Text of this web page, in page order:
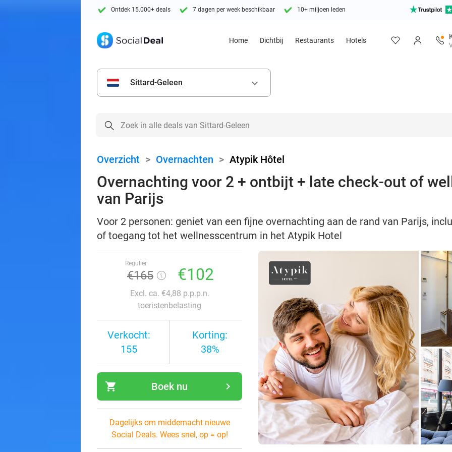
Ontdek 15.000+ deals 7 dagen per week beschikbaar 10+ miljoen leden
Home Dichtbij Restaurants Hotels
Sittard-Geleen keyboard_arrow_down
Overzicht > Overnachten > Atypik Hôtel
Overnachting voor 2 + ontbijt + late check-out of
van Parijs
Voor 2 personen: geniet van een fijne overnachting aan de rand van Parijs,
of toegang tot het wellnesscentrum in het Atypik Hotel
Regulier
€165 €102
Excl. ca. €4,88 p.p.p.n.
toeristenbelasting
Verkocht:
155
Korting:
38%
shopping_cart navigate_next
Boek nu
Dagelijks om middernacht nieuwe
Social Deals. Wees snel, op = op!